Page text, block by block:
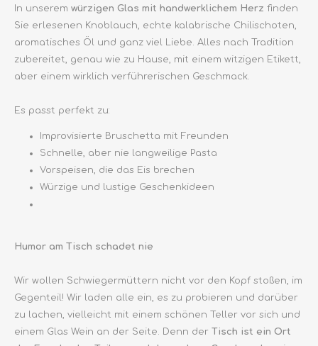
In unserem würzigen Glas mit handwerklichem Herz finden
Sie erlesenen Knoblauch, echte kalabrische Chilischoten,
aromatisches Öl und ganz viel Liebe. Alles nach Tradition
zubereitet, genau wie zu Hause, mit einem witzigen Etikett,
aber einem wirklich verführerischen Geschmack.
Es passt perfekt zu:
Improvisierte Bruschetta mit Freunden
Schnelle, aber nie langweilige Pasta
Vorspeisen, die das Eis brechen
Würzige und lustige Geschenkideen
Humor am Tisch schadet nie
Wir wollen Schwiegermüttern nicht vor den Kopf stoßen, im
Gegenteil! Wir laden alle ein, es zu probieren und darüber
zu lachen, vielleicht mit einem schönen Teller vor sich und
einem Glas Wein an der Seite. Denn der Tisch ist ein Ort